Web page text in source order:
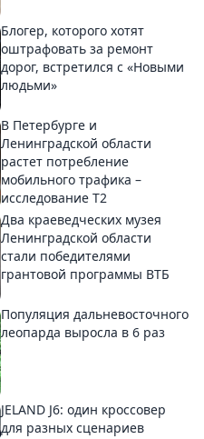
Блогер, которого хотят
оштрафовать за ремонт
дорог, встретился с «Новыми
людьми»
В Петербурге и
Ленинградской области
растет потребление
мобильного трафика –
исследование T2
Два краеведческих музея
Ленинградской области
стали победителями
грантовой программы ВТБ
Популяция дальневосточного
леопарда выросла в 6 раз
JELAND J6: один кроссовер
для разных сценариев